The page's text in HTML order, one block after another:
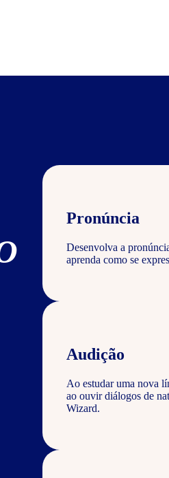
Pronúncia
Desenvolva a
aprenda como se
Audição
Ao estudar uma nova
ao ouvir diálogos de
Wizard.